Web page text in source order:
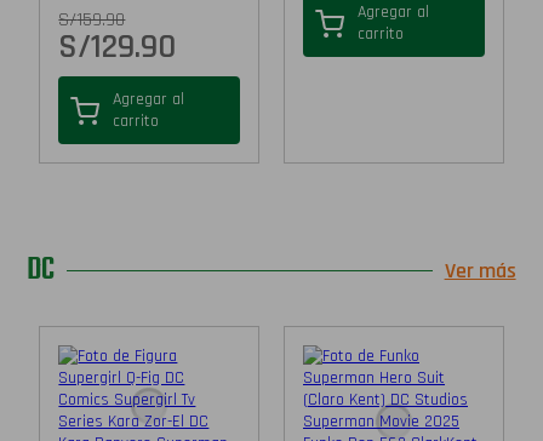
S/159.90
S/129.90
Agregar al
carrito
Agregar al
carrito
DC Ver más